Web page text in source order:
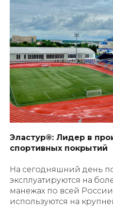
Эластур®: Лидер в
спортивных покрытий
На сегодняшний день
эксплуатируются на
манежах по всей
используются на